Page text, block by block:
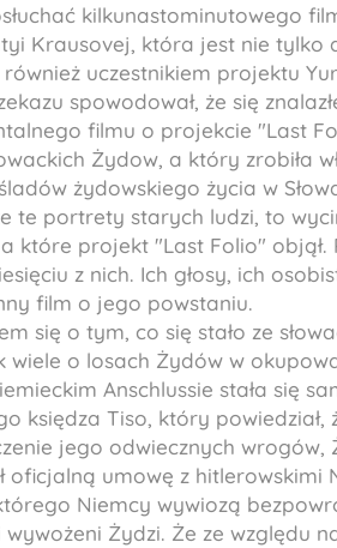
kilkunastominutowego
Krausovej, która jest nie tylko
uczestnikiem projektu
spowodował, że się
filmu o projekcie "Last
Żydow, a który zrobiła
żydowskiego życia w
te portrety starych ludzi, to
które projekt "Last Folio" objął.
z nich. Ich głosy, ich
film o jego powstaniu.
się o tym, co się stało ze
wiele o losach Żydów w
Anschlussie stała się
księdza Tiso, który powiedział,
jego odwiecznych wrogów,
oficjalną umowę z hitlerowskimi
Niemcy wywiozą
wywożeni Żydzi. Że ze względu